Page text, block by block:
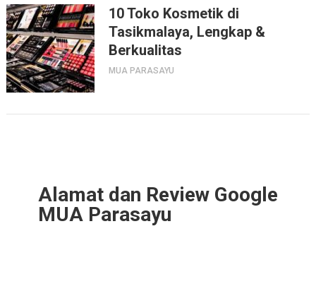
10 Toko Kosmetik di
Tasikmalaya, Lengkap &
Berkualitas
MUA PARASAYU
Alamat dan Review Google
MUA Parasayu